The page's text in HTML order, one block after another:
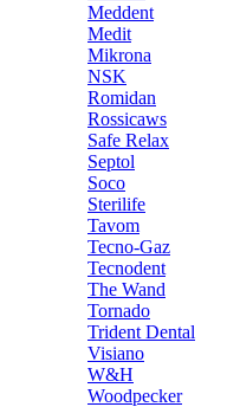
Meddent
Medit
Mikrona
NSK
Romidan
Rossicaws
Safe Relax
Septol
Soco
Sterilife
Tavom
Tecno-Gaz
Tecnodent
The Wand
Tornado
Trident Dental
Visiano
W&H
Woodpecker